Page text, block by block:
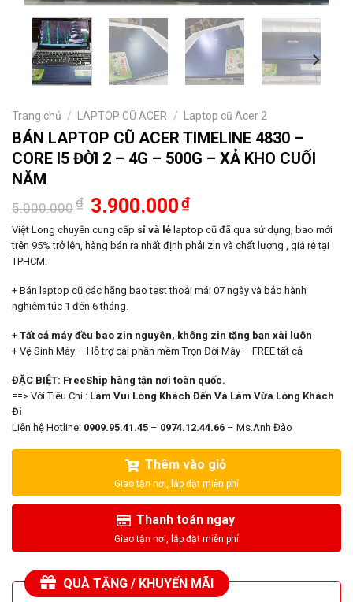
Trang chủ / LAPTOP CŨ ACER / Laptop cũ Acer 2
BÁN LAPTOP CŨ ACER TIMELINE 4830 –
CORE I5 ĐỜI 2 – 4G – 500G – XẢ KHO CUỐI
NĂM
5.000.000₫ Giá
gốc
là:
5.000.000₫.
3.900.000₫Giá
tại
là:
Việt Long chuyên cung cấp sỉ và lẻ laptop cũ đã qua sử dụng, bao mới
trên 95% trở lên, hàng bán ra nhất định phải zin và chất lượng , giá rẻ tại
TPHCM.
+ Bán laptop cũ các hãng bao test thoải mái 07 ngày và bảo hành
nghiêm túc 1 đến 6 tháng.
+ Tất cả máy đều bao zin nguyên, không zin tặng bạn xài luôn
+ Vệ Sinh Máy – Hỗ trợ cài phần mềm Trọn Đời Máy – FREE tất cả
ĐẶC BIỆT: FreeShip hàng tận nơi toàn quốc.
==> Với Tiêu Chí : Làm Vui Lòng Khách Đến Và Làm Vừa Lòng Khách
Đi
Liên hệ Hotline: 0909.95.41.45 – 0974.12.44.66 – Ms.Anh Đào
Thêm vào giỏ
Thanh toán ngay
QUÀ TẶNG / KHUYẾN MÃI